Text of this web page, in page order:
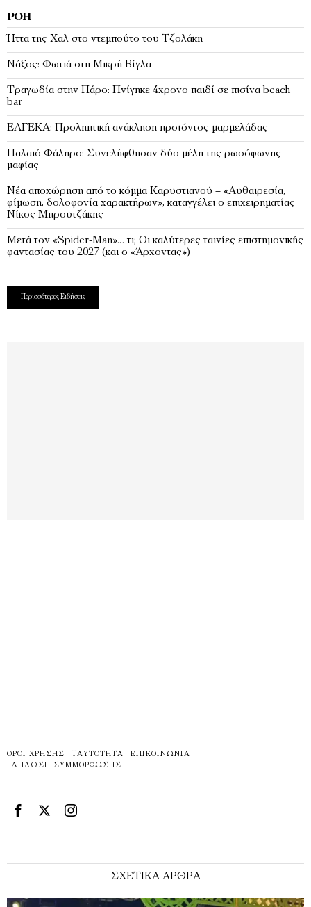
ΡΟΉ
Ήττα της Χαλ στο ντεμπούτο του Τζολάκη
Νάξος: Φωτιά στη Μικρή Βίγλα
Tραγωδία στην Πάρο: Πνίγηκε 4χρονο παιδί σε πισίνα beach
bar
ΕΛΓΕΚΑ: Προληπτική ανάκληση προϊόντος μαρμελάδας
Παλαιό Φάληρο: Συνελήφθησαν δύο μέλη της ρωσόφωνης
μαφίας
Νέα αποχώρηση από το κόμμα Καρυστιανού – «Αυθαιρεσία,
φίμωση, δολοφονία χαρακτήρων», καταγγέλει ο επιχειρηματίας
Νίκος Μπρουτζάκης
Μετά τον «Spider-Man»… τι; Oι καλύτερες ταινίες επιστημονικής
φαντασίας του 2027 (και ο «Άρχοντας»)
Περισσότερες Ειδήσεις
ΌΡΟΙ ΧΡΉΣΗΣ ΤΑΥΤΌΤΗΤΑ
ΕΠΙΚΟΙΝΩΝΊΑ
ΔΉΛΩΣΗ ΣΥΜΜΌΡΦΩΣΗΣ
ΣΧΕΤΙΚΑ ΑΡΘΡΑ